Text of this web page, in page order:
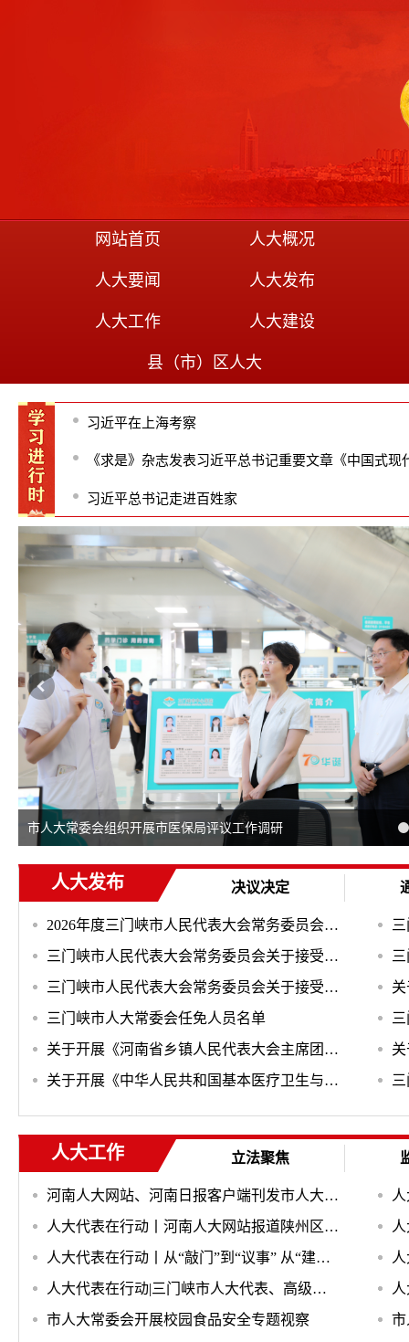
网站首页 人大概况
人大要闻 人大发布
人大工作 人大建设
县（市）区人大
习近平在上海考察
《求是》杂志发表习近平总书记重要文章《中国式现代化是中国共产党领导的社会主
习近平总书记走进百姓家
next
市人大常委会组织开展市医保局评议工作调研
人大发布 决议决定
2026年度三门峡市人民代表大会常务委员会办公室部门预算公开
三门峡市人民代表大会常务委员会关于接受张贺泽辞去三门峡市监察委员会主任职务的决定
三门峡市人民代表大会常务委员会关于接受王磊辞去三门峡市人民政府副市长职务的决定
三门峡市人大常委会任免人员名单
关于开展《河南省乡镇人民代表大会主席团工作条例》和《河南省街道人大工作条例》执法检查的公告
关于开展《中华人民共和国基本医疗卫生与健康促进法》和《河南省基本医疗卫生与健康促进条例》执法检查的公告
人大工作 立法聚焦
河南人大网站、河南日报客户端刊发市人大代表费敏子的履职实绩
人大代表在行动丨河南人大网站报道陕州区人大代表张菊红的履职实绩
人大代表在行动丨从“敲门”到“议事” 从“建议”到“落地”——人大代表张菊红的基层治理答卷
人大代表在行动|三门峡市人大代表、高级农艺师王菁：脚下有泥 心中有民
市人大常委会开展校园食品安全专题视察